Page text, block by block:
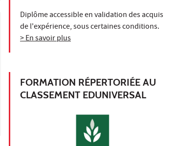
Diplôme accessible en validation des acquis
de l'expérience, sous certaines conditions.
> En savoir plus
FORMATION RÉPERTORIÉE AU
CLASSEMENT EDUNIVERSAL